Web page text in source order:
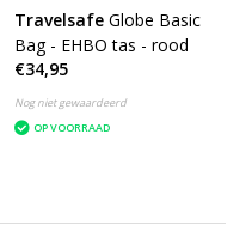
Travelsafe Globe Basic
Bag - EHBO tas - rood
€34,95
Nog niet gewaardeerd
OP VOORRAAD